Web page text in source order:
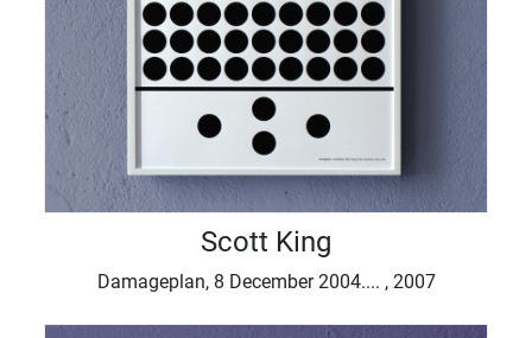
Scott King
Damageplan, 8 December 2004.... , 2007